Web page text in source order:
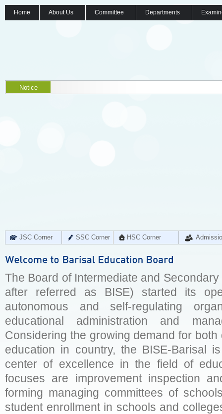
Home About Us Committee Departments
Notice
JSC Corner SSC Corner HSC Corner
The Board of Intermediate and
after referred as BISE) started its
autonomous and self-regulating
educational administration and
Considering the growing demand for
education in country, the BISE-Barisal
center of excellence in the field of
focuses are improvement inspection
forming managing committees of
student enrollment in schools and